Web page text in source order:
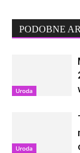
PODOBNE
Uroda
Uroda